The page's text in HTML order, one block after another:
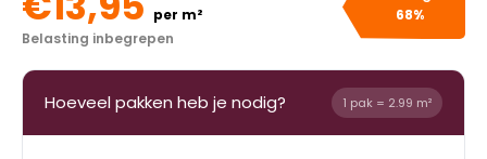
per m²
Belasting inbegrepen
68%
Hoeveel pakken heb je nodig? 1 pak = 2.99 m²